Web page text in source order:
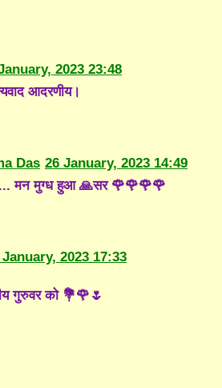
2023 23:48
आदरणीय।
Das 26 January, 2023 14:49
मन मुग्ध हुआ 🙏सर 🌹🌹🌹🌹
January, 2023 17:33
गुरुवर को 💐🌹🌷